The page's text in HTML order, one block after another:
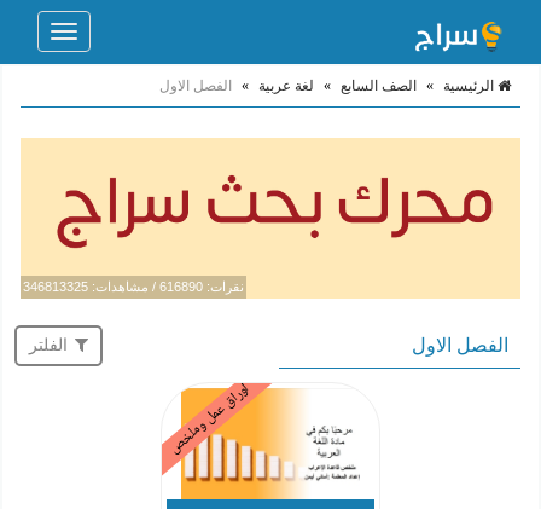
Toggle
الرئيسية » الصف السابع » لغة عربية » الفصل الاول
نقرات: 616890 / مشاهدات: 346813325
الفصل الاول الفلتر
اوراق عمل وملخص